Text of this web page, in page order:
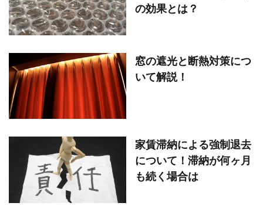
の効果とは？
窓の遮光と断熱対策につ
いて解説！
家賃滞納による強制退去
について！滞納が何ヶ月
も続く場合は